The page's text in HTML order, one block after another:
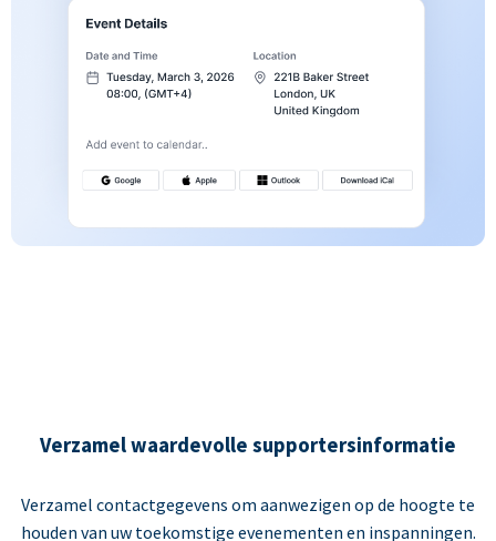
Verzamel waardevolle supportersinformatie
Verzamel contactgegevens om aanwezigen op de hoogte te
houden van uw toekomstige evenementen en inspanningen.